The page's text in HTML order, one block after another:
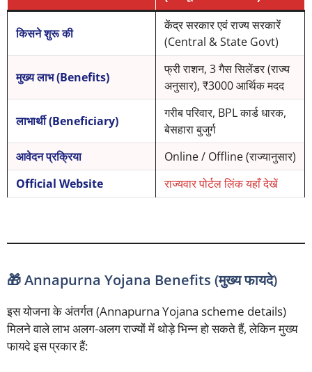
किसने शुरू की
केंद्र सरकार एवं राज्य सरकारें
(Central & State Govt)
मुख्य लाभ (Benefits)
फ्री राशन, 3 गैस सिलेंडर (राज्य
अनुसार), ₹3000 आर्थिक मदद
लाभार्थी (Beneficiary)
गरीब परिवार, BPL कार्ड धारक,
बेसहारा बुजुर्ग
आवेदन प्रक्रिया
Online / Offline (राज्यानुसार)
Official Website
राज्यवार पोर्टल लिंक यहाँ देखें
🎁 Annapurna Yojana Benefits (मुख्य फायदे)
इस योजना के अंतर्गत (Annapurna Yojana scheme details)
मिलने वाले लाभ अलग-अलग राज्यों में थोड़े भिन्न हो सकते हैं, लेकिन मुख्य
फायदे इस प्रकार हैं: